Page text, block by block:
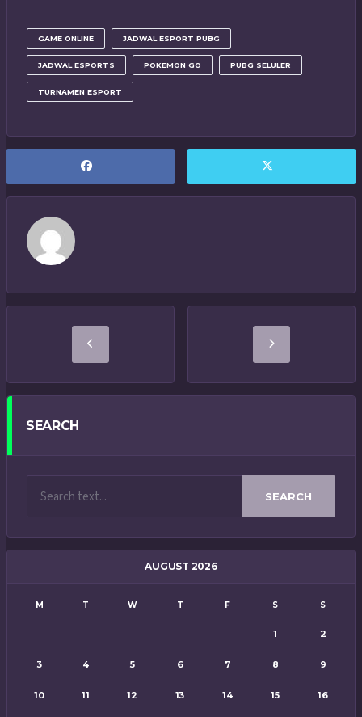
GAME ONLINE JADWAL ESPORT PUBG
JADWAL ESPORTS POKEMON GO PUBG SELULER
TURNAMEN ESPORT
SEARCH
SEARCH
AUGUST 2026
M T W T F S S
1 2
3 4 5 6 7 8 9
10 11 12 13 14 15 16